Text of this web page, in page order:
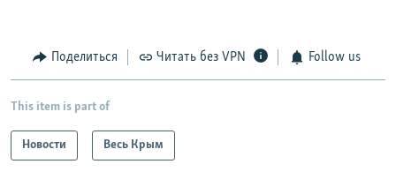
Поделиться Читать без VPN Follow us
This item is part of
Новости Весь Крым